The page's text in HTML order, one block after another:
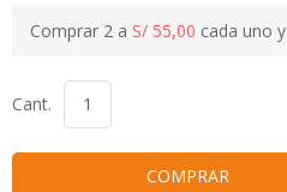
Comprar 2 a S/ 55,00 cada uno y
Cant.
COMPRAR